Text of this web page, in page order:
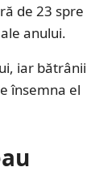
de 23 spre
anului.
iar bătrânii
însemna el